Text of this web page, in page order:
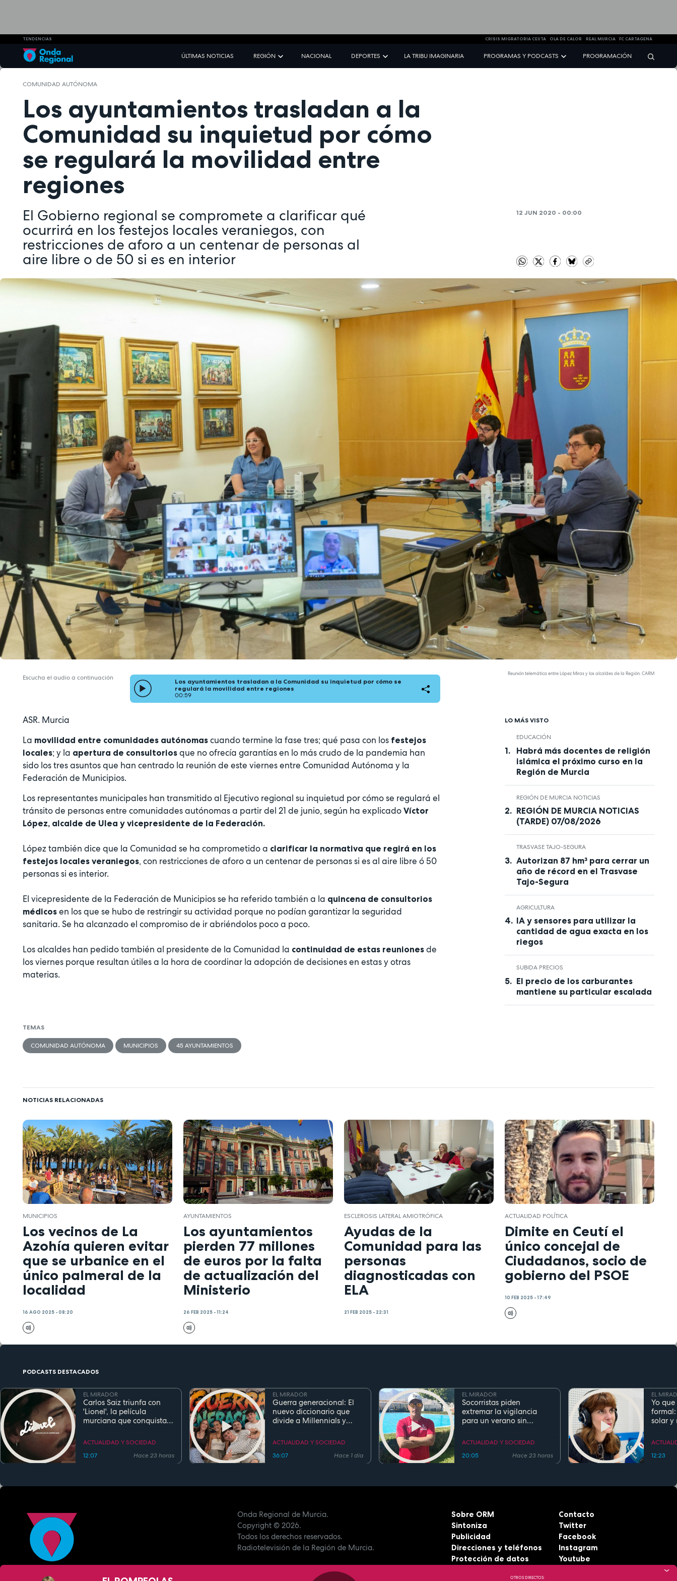
TENDENCIAS CRISIS MIGRATORIA CEUTA OLA DE CALOR REAL MURCIA FC CARTAGENA
ÚLTIMAS NOTICIAS REGIÓN NACIONAL DEPORTES LA TRIBU IMAGINARIA PROGRAMAS Y PODCASTS PROGRAMACIÓN
COMUNIDAD AUTÓNOMA
Los ayuntamientos trasladan a la
Comunidad su inquietud por cómo
se regulará la movilidad entre
regiones
El Gobierno regional se compromete a clarificar qué
ocurrirá en los festejos locales veraniegos, con
restricciones de aforo a un centenar de personas al
aire libre o de 50 si es en interior
12 JUN 2020 - 00:00
Reunión telemática entre López Miras y los alcaldes de la Región. CARM
Escucha el audio a continuación
Los ayuntamientos trasladan a la Comunidad su inquietud por cómo se
regulará la movilidad entre regiones
00:59
ASR. Murcia
La movilidad entre comunidades autónomas cuando termine la fase tres; qué pasa con los festejos
locales; y la apertura de consultorios que no ofrecía garantías en lo más crudo de la pandemia han
sido los tres asuntos que han centrado la reunión de este viernes entre Comunidad Autónoma y la
Federación de Municipios.
Los representantes municipales han transmitido al Ejecutivo regional su inquietud por cómo se regulará el
tránsito de personas entre comunidades autónomas a partir del 21 de junio, según ha explicado Víctor
López, alcalde de Ulea y vicepresidente de la Federación.
López también dice que la Comunidad se ha comprometido a clarificar la normativa que regirá en los
festejos locales veraniegos, con restricciones de aforo a un centenar de personas si es al aire libre ó 50
personas si es interior.
El vicepresidente de la Federación de Municipios se ha referido también a la quincena de consultorios
médicos en los que se hubo de restringir su actividad porque no podían garantizar la seguridad
sanitaria. Se ha alcanzado el compromiso de ir abriéndolos poco a poco.
Los alcaldes han pedido también al presidente de la Comunidad la continuidad de estas reuniones de
los viernes porque resultan útiles a la hora de coordinar la adopción de decisiones en estas y otras
materias.
TEMAS
COMUNIDAD AUTÓNOMA MUNICIPIOS 45 AYUNTAMIENTOS
LO MÁS VISTO
EDUCACIÓN
Habrá más docentes de religión
islámica el próximo curso en la
Región de Murcia
REGIÓN DE MURCIA NOTICIAS
REGIÓN DE MURCIA NOTICIAS
(TARDE) 07/08/2026
TRASVASE TAJO-SEGURA
Autorizan 87 hm³ para cerrar un
año de récord en el Trasvase
Tajo-Segura
AGRICULTURA
IA y sensores para utilizar la
cantidad de agua exacta en los
riegos
SUBIDA PRECIOS
El precio de los carburantes
mantiene su particular escalada
NOTICIAS RELACIONADAS
MUNICIPIOS
Los vecinos de La
Azohía quieren evitar
que se urbanice en el
único palmeral de la
localidad
16 AGO 2025 - 08:20
AYUNTAMIENTOS
Los ayuntamientos
pierden 77 millones
de euros por la falta
de actualización del
Ministerio
26 FEB 2025 - 11:24
ESCLEROSIS LATERAL AMIOTRÓFICA
Ayudas de la
Comunidad para las
personas
diagnosticadas con
ELA
21 FEB 2025 - 22:31
ACTUALIDAD POLÍTICA
Dimite en Ceutí el
único concejal de
Ciudadanos, socio de
gobierno del PSOE
10 FEB 2025 - 17:49
PODCASTS DESTACADOS
EL MIRADOR
Carlos Saiz triunfa con
'Lionel', la película
murciana que conquista
estreno
ACTUALIDAD Y SOCIEDAD
12:07
Hace 23 horas
EL MIRADOR
Guerra generacional: El
nuevo diccionario que
divide a Millennials y
ACTUALIDAD Y SOCIEDAD
36:07
Hace 1 día
EL MIRADOR
Socorristas piden
extremar la vigilancia
para un verano sin
regla de los 5 segundos
ACTUALIDAD Y SOCIEDAD
20:05
Hace 23 horas
EL
Yo
solar y
12:23
Onda Regional de Murcia.
Copyright© 2026.
Todos los derechos reservados.
Radiotelevisión de la Región de Murcia.
Sobre ORM
Sintoniza
Publicidad
Direcciones y teléfonos
Protección de datos
Contacto
Twitter
Facebook
Instagram
Youtube
OTROS DIRECTOS: